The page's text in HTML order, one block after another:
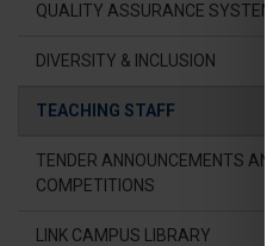
QUALITY ASSURANCE SYSTEM
DIVERSITY & INCLUSION
TEACHING STAFF
TENDER ANNOUNCEMENTS AND
COMPETITIONS
LINK CAMPUS LIBRARY